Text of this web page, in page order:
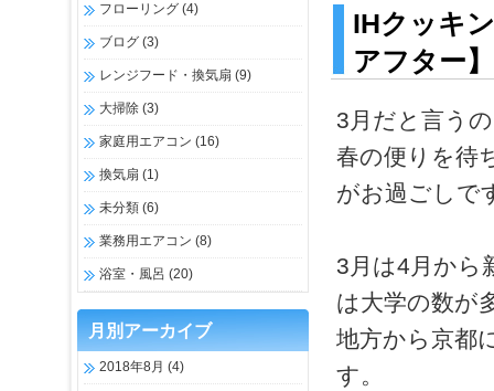
フローリング (4)
ブログ (3)
レンジフード・換気扇 (9)
大掃除 (3)
家庭用エアコン (16)
換気扇 (1)
未分類 (6)
業務用エアコン (8)
浴室・風呂 (20)
月別アーカイブ
2018年8月 (4)
IHクッキ
アフター】
3月だと言う
春の便りを待
がお過ごしで
3月は4月から
は大学の数が
地方から京都
す。